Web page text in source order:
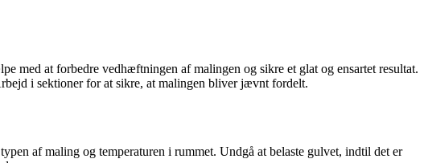
med at forbedre vedhæftningen af malingen og sikre et glat og ensartet resultat.
i sektioner for at sikre, at malingen bliver jævnt fordelt.
af maling og temperaturen i rummet. Undgå at belaste gulvet, indtil det er